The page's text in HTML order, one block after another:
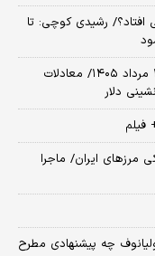
رشیدی کوچی: تا
پیش‌بینی قیمت طلا، دلار و سکه امروز شنبه ۱۷ مرداد ۱۴۰۵/ معادلات
دلار
فیلم
مرز‌های ایران/ ماجرا
چه پیشنهادی مطرح